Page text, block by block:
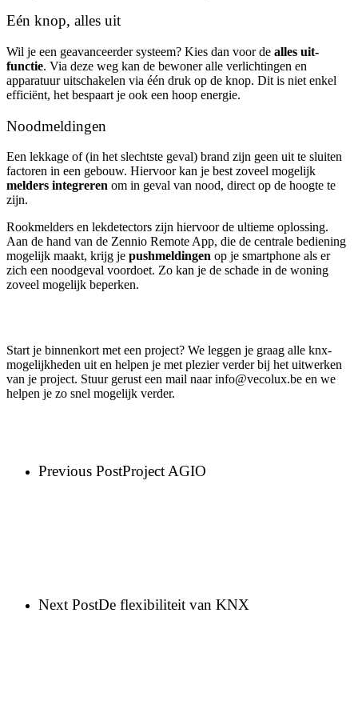
Eén knop, alles uit
Wil je een geavanceerder systeem? Kies dan voor de alles uit-
functie. Via deze weg kan de bewoner alle verlichtingen en
apparatuur uitschakelen via één druk op de knop. Dit is niet enkel
efficiënt, het bespaart je ook een hoop energie.
Noodmeldingen
Een lekkage of (in het slechtste geval) brand zijn geen uit te sluiten
factoren in een gebouw. Hiervoor kan je best zoveel mogelijk
melders integreren om in geval van nood, direct op de hoogte te
zijn.
Rookmelders en lekdetectors zijn hiervoor de ultieme oplossing.
Aan de hand van de Zennio Remote App, die de centrale bediening
mogelijk maakt, krijg je pushmeldingen op je smartphone als er
zich een noodgeval voordoet. Zo kan je de schade in de woning
zoveel mogelijk beperken.
Start je binnenkort met een project? We leggen je graag alle knx-
mogelijkheden uit en helpen je met plezier verder bij het uitwerken
van je project. Stuur gerust een mail naar info@vecolux.be en we
helpen je zo snel mogelijk verder.
Previous PostProject AGIO
Next PostDe flexibiliteit van KNX